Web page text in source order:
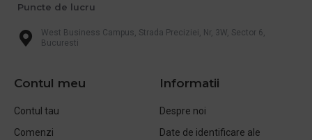
Puncte de lucru
West Business Campus, Strada Preciziei, Nr, 3W, Sector 6,
Bucuresti
Contul meu
Contul tau
Comenzi
Informatii
Despre noi
Date de identificare ale